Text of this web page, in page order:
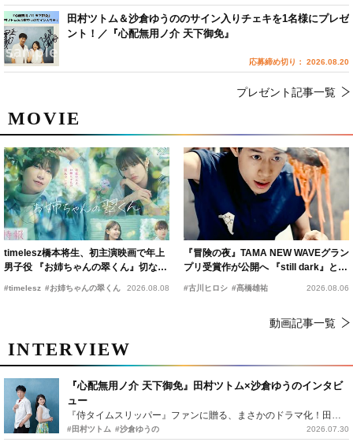
MOVIE
timelesz橋本将生、初主演映画で年上
男子役 『お姉ちゃんの翠くん』切ない
恋の幕開けを予感
#timelesz #お姉ちゃんの翠くん 2026.08.08
『冒険の夜』TAMA NEW WAVEグラン
プリ受賞作が公開へ 『still dark』と同
時上映決定
#古川ヒロシ #髙橋雄祐 2026.08.06
動画記事一覧
INTERVIEW
『心配無用ノ介 天下御免』田村ツトム×沙倉ゆうのインタビ
ュー
『侍タイムスリッパー』ファンに贈る、まさかのドラマ化！田村ツトム×沙倉ゆうのが語る『心配無用ノ介』撮影秘話
#田村ツトム #沙倉ゆうの 2026.07.30
田村ツトム＆沙倉ゆうののサイン入りチェキを1名様にプレゼ
ント！／『心配無用ノ介 天下御免』
応募締め切り： 2026.08.20
プレゼント記事一覧